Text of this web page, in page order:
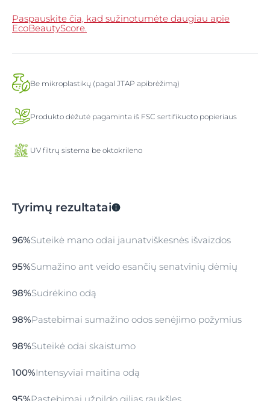
Paspauskite čia, kad sužinotumėte daugiau apie
EcoBeautyScore.
Be mikroplastikų (pagal JTAP apibrėžimą)
Produkto dėžutė pagaminta iš FSC sertifikuoto popieriaus
UV filtrų sistema be oktokrileno
Tyrimų rezultatai
96%Suteikė mano odai jaunatviškesnės išvaizdos
95%Sumažino ant veido esančių senatvinių dėmių
98%Sudrėkino odą
98%Pastebimai sumažino odos senėjimo požymius
98%Suteikė odai skaistumo
100%Intensyviai maitina odą